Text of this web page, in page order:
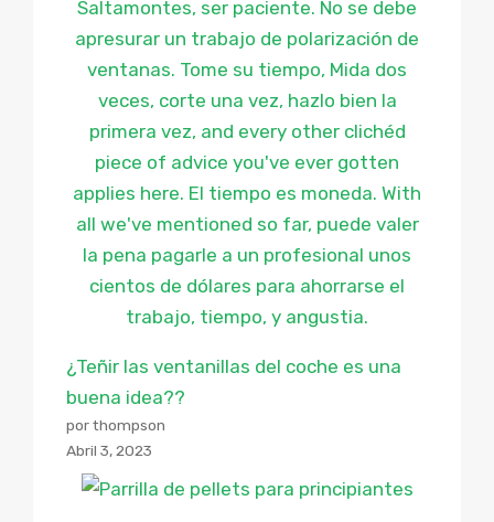
¿Teñir las ventanillas del coche es una
buena idea??
por thompson
Abril 3, 2023